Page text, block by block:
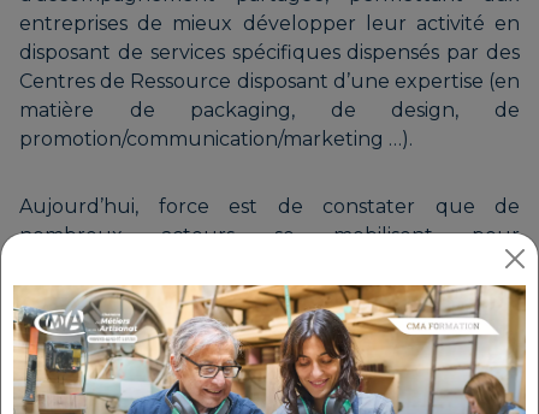
entreprises de mieux développer leur activité en
disposant de services spécifiques dispensés par des
Centres de Ressource disposant d’une expertise (en
matière de packaging, de design, de
promotion/communication/marketing …).
Aujourd’hui, force est de constater que de
nombreux acteurs se mobilisent pour
accompagner les TPE de la filière du tourisme,
souvent perdues face à une offre multiple,
répondant de façon partielle à leurs besoins. Le
Pôle de Compétences et d'excellence ALN doit
s’imposer comme un acteur clé permettant à ces
TPE de disposer d’une offre de services large et de